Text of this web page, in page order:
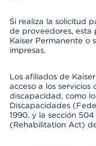
Si realiza la solicitud
de proveedores, esta
Kaiser Permanente o
impresas.
Los afiliados de
acceso a los servicios
discapacidad, como
Discapacidades
1990, y la sección
(Rehabilitation Act)